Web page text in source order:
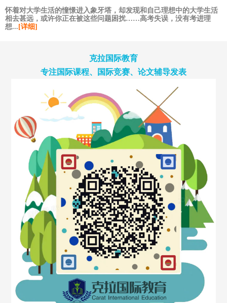
怀着对大学生活的憧憬进入象牙塔，却发现和自己理想中的大学生活
相去甚远，或许你正在被这些问题困扰……高考失误，没有考进理
想... [详细]
克拉国际教育
专注国际课程、国际竞赛、论文辅导发表